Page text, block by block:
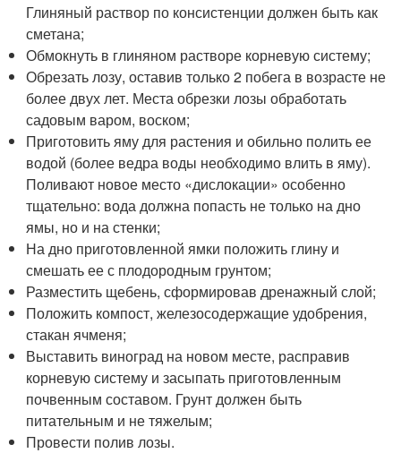
Глиняный раствор по консистенции должен быть как
сметана;
Обмокнуть в глиняном растворе корневую систему;
Обрезать лозу, оставив только 2 побега в возрасте не
более двух лет. Места обрезки лозы обработать
садовым варом, воском;
Приготовить яму для растения и обильно полить ее
водой (более ведра воды необходимо влить в яму).
Поливают новое место «дислокации» особенно
тщательно: вода должна попасть не только на дно
ямы, но и на стенки;
На дно приготовленной ямки положить глину и
смешать ее с плодородным грунтом;
Разместить щебень, сформировав дренажный слой;
Положить компост, железосодержащие удобрения,
стакан ячменя;
Выставить виноград на новом месте, расправив
корневую систему и засыпать приготовленным
почвенным составом. Грунт должен быть
питательным и не тяжелым;
Провести полив лозы.